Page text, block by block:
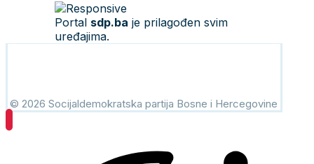
Portal sdp.ba je prilagođen svim
uređajima.
© 2026 Socijaldemokratska partija Bosne i Hercegovine